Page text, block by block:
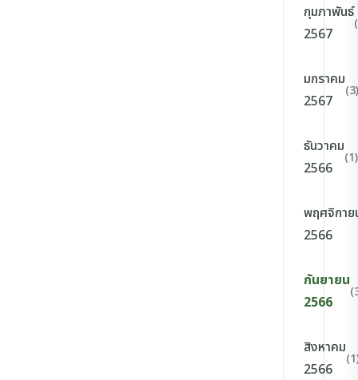
กุมภาพันธ์
2567
มกราคม
2567
(3)
ธันวาคม
2566
(1)
พฤศจิกาย
2566
กันยายน
2566
สิงหาคม
2566